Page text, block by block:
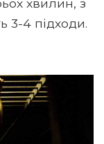
хвилин, з
3-4 підходи.